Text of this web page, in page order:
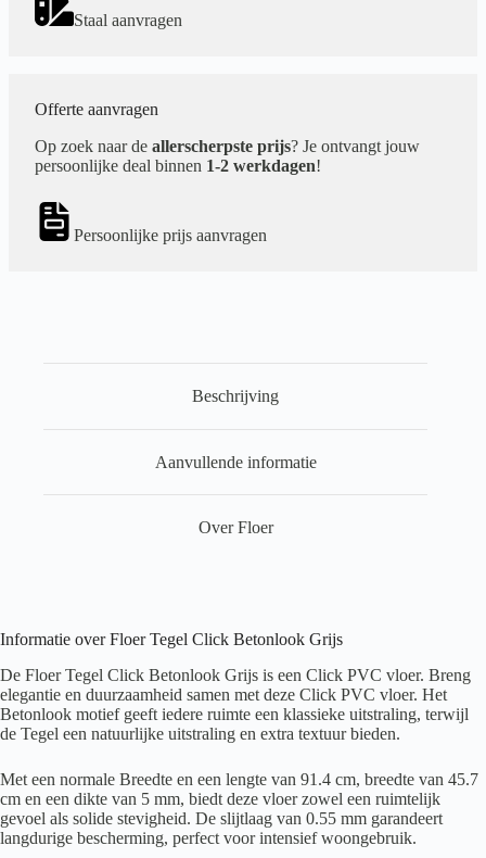
Staal aanvragen
Offerte aanvragen
Op zoek naar de allerscherpste prijs? Je ontvangt jouw
persoonlijke deal binnen 1-2 werkdagen!
Persoonlijke prijs aanvragen
Beschrijving
Aanvullende informatie
Over Floer
Informatie over Floer Tegel Click Betonlook Grijs
De Floer Tegel Click Betonlook Grijs is een Click PVC vloer. Breng
elegantie en duurzaamheid samen met deze Click PVC vloer. Het
Betonlook motief geeft iedere ruimte een klassieke uitstraling, terwijl
de Tegel een natuurlijke uitstraling en extra textuur bieden.
Met een normale Breedte en een lengte van 91.4 cm, breedte van 45.7
cm en een dikte van 5 mm, biedt deze vloer zowel een ruimtelijk
gevoel als solide stevigheid. De slijtlaag van 0.55 mm garandeert
langdurige bescherming, perfect voor intensief woongebruik.